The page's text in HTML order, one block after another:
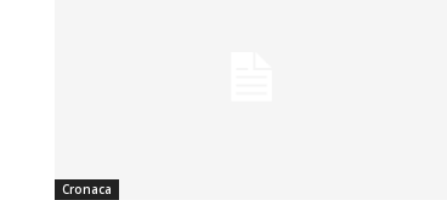
Cronaca